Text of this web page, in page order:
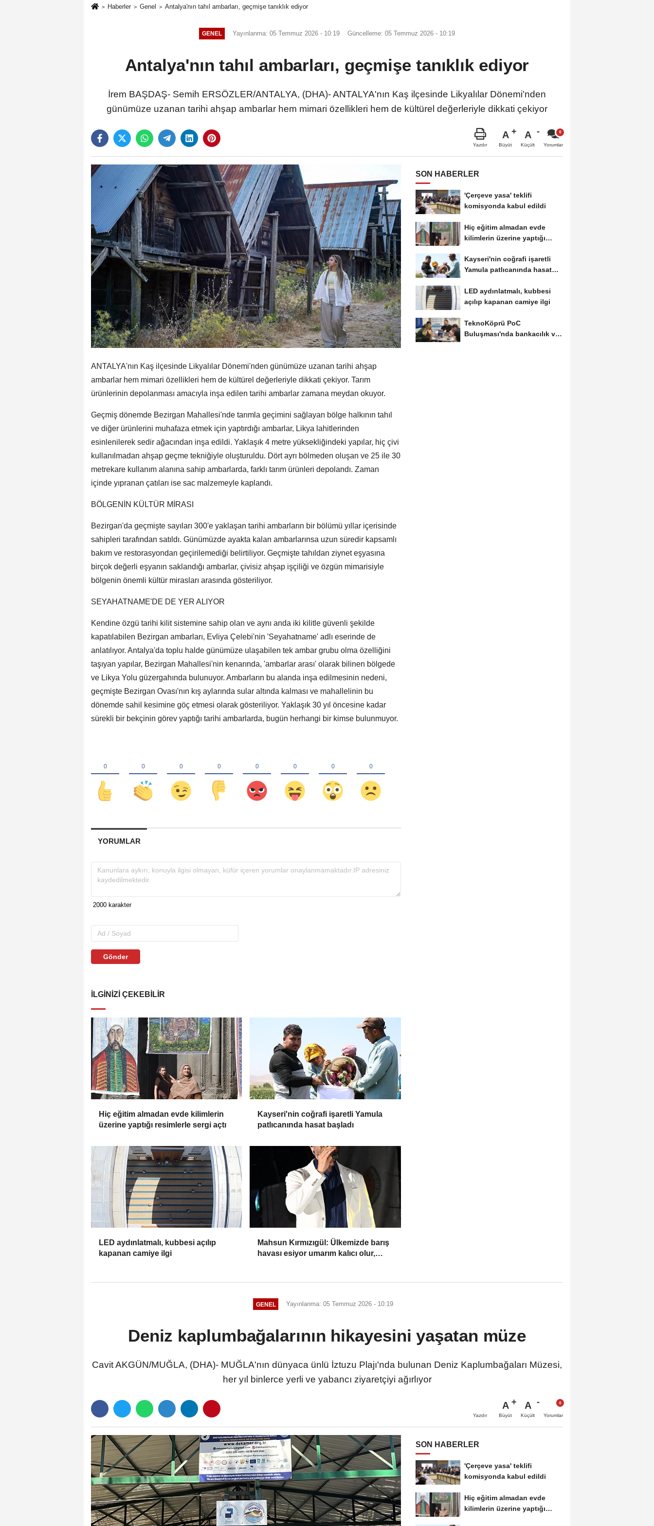
Haberler Genel Antalya'nın tahıl ambarları, geçmişe tanıklık ediyor
GENEL Yayınlanma: 05 Temmuz 2026 - 10:19 Güncelleme: 05 Temmuz 2026 - 10:19
Antalya'nın tahıl ambarları, geçmişe tanıklık ediyor
İrem BAŞDAŞ- Semih ERSÖZLER/ANTALYA, (DHA)- ANTALYA'nın Kaş ilçesinde Likyalılar Dönemi'nden
günümüze uzanan tarihi ahşap ambarlar hem mimari özellikleri hem de kültürel değerleriyle dikkati çekiyor
Yazdır
A
Büyüt
A
Küçült Yorumlar
ANTALYA'nın Kaş ilçesinde Likyalılar Dönemi'nden günümüze uzanan tarihi ahşap
ambarlar hem mimari özellikleri hem de kültürel değerleriyle dikkati çekiyor. Tarım
ürünlerinin depolanması amacıyla inşa edilen tarihi ambarlar zamana meydan okuyor.
Geçmiş dönemde Bezirgan Mahallesi'nde tarımla geçimini sağlayan bölge halkının tahıl
ve diğer ürünlerini muhafaza etmek için yaptırdığı ambarlar, Likya lahitlerinden
esinlenilerek sedir ağacından inşa edildi. Yaklaşık 4 metre yüksekliğindeki yapılar, hiç çivi
kullanılmadan ahşap geçme tekniğiyle oluşturuldu. Dört ayrı bölmeden oluşan ve 25 ile 30
metrekare kullanım alanına sahip ambarlarda, farklı tarım ürünleri depolandı. Zaman
içinde yıpranan çatıları ise sac malzemeyle kaplandı.
BÖLGENİN KÜLTÜR MİRASI
Bezirgan'da geçmişte sayıları 300'e yaklaşan tarihi ambarların bir bölümü yıllar içerisinde
sahipleri tarafından satıldı. Günümüzde ayakta kalan ambarlarınsa uzun süredir kapsamlı
bakım ve restorasyondan geçirilemediği belirtiliyor. Geçmişte tahıldan ziynet eşyasına
birçok değerli eşyanın saklandığı ambarlar, çivisiz ahşap işçiliği ve özgün mimarisiyle
bölgenin önemli kültür mirasları arasında gösteriliyor.
SEYAHATNAME'DE DE YER ALIYOR
Kendine özgü tarihi kilit sistemine sahip olan ve aynı anda iki kilitle güvenli şekilde
kapatılabilen Bezirgan ambarları, Evliya Çelebi'nin 'Seyahatname' adlı eserinde de
anlatılıyor. Antalya'da toplu halde günümüze ulaşabilen tek ambar grubu olma özelliğini
taşıyan yapılar, Bezirgan Mahallesi'nin kenarında, 'ambarlar arası' olarak bilinen bölgede
ve Likya Yolu güzergahında bulunuyor. Ambarların bu alanda inşa edilmesinin nedeni,
geçmişte Bezirgan Ovası'nın kış aylarında sular altında kalması ve mahallelinin bu
dönemde sahil kesimine göç etmesi olarak gösteriliyor. Yaklaşık 30 yıl öncesine kadar
sürekli bir bekçinin görev yaptığı tarihi ambarlarda, bugün herhangi bir kimse bulunmuyor.
YORUMLAR
Gönder
İLGINIZI ÇEKEBILIR
Hiç eğitim almadan evde kilimlerin
üzerine yaptığı resimlerle sergi açtı
Kayseri'nin coğrafi işaretli Yamula
patlıcanında hasat başladı
LED aydınlatmalı, kubbesi açılıp
kapanan camiye ilgi
Mahsun Kırmızıgül: Ülkemizde barış
havası esiyor umarım kalıcı olur,
SON HABERLER
'Çerçeve yasa' teklifi
komisyonda kabul edildi
Hiç eğitim almadan evde
kilimlerin üzerine yaptığı
Kayseri'nin coğrafi işaretli
Yamula patlıcanında hasat
LED aydınlatmalı, kubbesi
açılıp kapanan camiye ilgi
TeknoKöprü PoC
Buluşması'nda bankacılık ve
GENEL Yayınlanma: 05 Temmuz 2026 - 10:19
Deniz kaplumbağalarının hikayesini yaşatan müze
Cavit AKGÜN/MUĞLA, (DHA)- MUĞLA'nın dünyaca ünlü İztuzu Plajı'nda bulunan Deniz Kaplumbağaları Müzesi,
her yıl binlerce yerli ve yabancı ziyaretçiyi ağırlıyor
Yazdır
A
Büyüt
A
Küçült Yorumlar
SON HABERLER
'Çerçeve yasa' teklifi
komisyonda kabul edildi
Hiç eğitim almadan evde
kilimlerin üzerine yaptığı